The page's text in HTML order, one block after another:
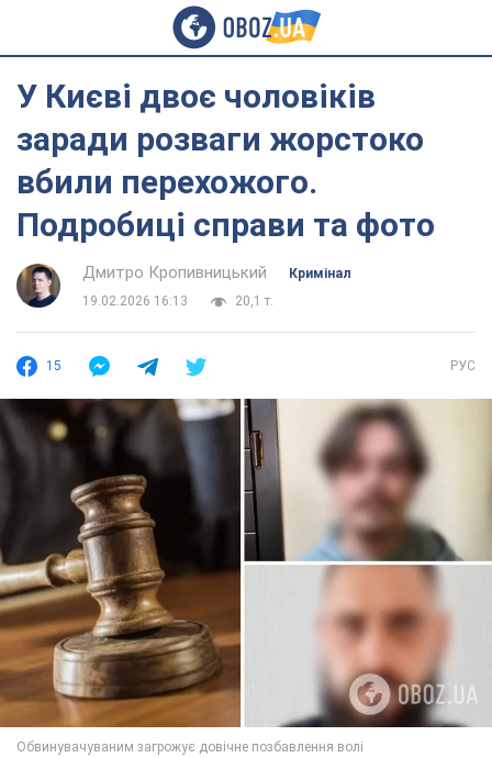
У Києві двоє чоловіків
заради розваги жорстоко
вбили перехожого.
Подробиці справи та фото
Дмитро Кропивницький
Кримінал
19.02.2026 16:13
20,1 т.
15 РУС